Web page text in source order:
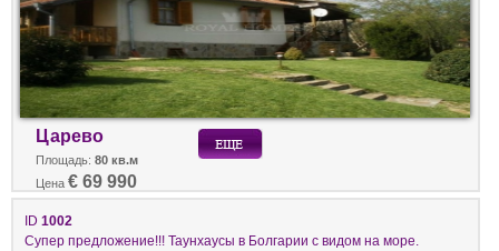
Царево
Площадь: 80 кв.м
Цена € 69 990
ID 1002
Супер предложение!!! Таунхаусы в Болгарии с видом на море.